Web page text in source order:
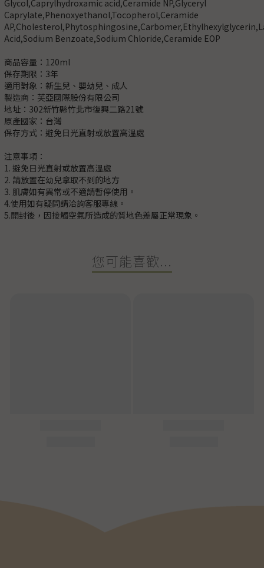
Glycol,Caprylhydroxamic acid,Ceramide NP,Glyceryl
Caprylate,Phenoxyethanol,Tocopherol,Ceramide
Acid,Sodium Benzoate,Sodium Chloride,Ceramide EOP
商品容量：120ml
保存期限：3年
適用對象：新生兒、嬰幼兒、成人
製造商：芙亞國際股份有限公司
地址：302新竹縣竹北市復興二路21號
原產國家：台灣
保存方式：避免日光直射或放置高溫處
注意事項：
1. 避免日光直射或放置高溫處
2. 請放置在幼兒拿取不到的地方
3. 肌膚如有異常或不適請暫停使用。
4.使用如有疑問請洽詢客服專線。
5.開封後，因接觸空氣所造成的質地色差屬正常現象。
您可能喜歡...